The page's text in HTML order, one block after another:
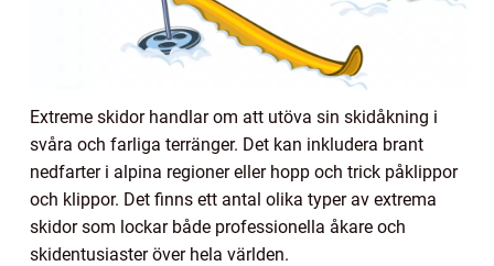
Extreme skidor handlar om att utöva sin skidåkning i
svåra och farliga terränger. Det kan inkludera brant
nedfarter i alpina regioner eller hopp och trick påklippor
och klippor. Det finns ett antal olika typer av extrema
skidor som lockar både professionella åkare och
skidentusiaster över hela världen.